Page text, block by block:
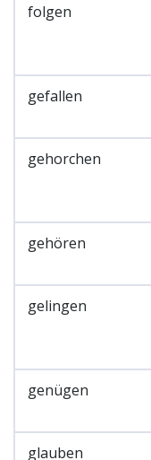
folgen
gefallen
gehorchen
gehören
gelingen
genügen
glauben